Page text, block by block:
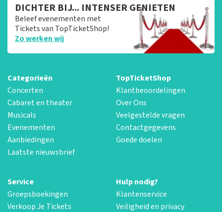
DICHTER BIJ... INTENSER GENIETEN
Beleef evenementen met
Tickets van TopTicketShop!
Zo werken wij
Categorieën
Concerten
Cabaret en theater
Musicals
Evenementen
Aanbiedingen
Laatste nieuwsbrief
TopTicketShop
Klantbeoordelingen
Over Ons
Veelgestelde vragen
Contactgegevens
Goede doelen
Service
Groepsboekingen
Verkoop Je Tickets
Hulp nodig?
Klantenservice
Veiligheid en privacy